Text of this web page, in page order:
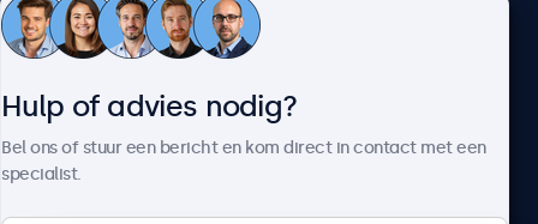
Klantenservice
Hulp of advies nodig?
Bel ons of stuur een bericht en kom direct in contact met een
specialist.